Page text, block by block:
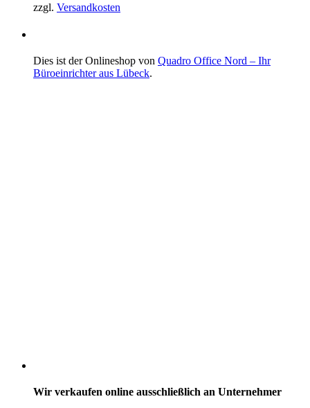
zzgl. Versandkosten
Dies ist der Onlineshop von Quadro Office Nord – Ihr
Büroeinrichter aus Lübeck.
Wir verkaufen online ausschließlich an Unternehmer